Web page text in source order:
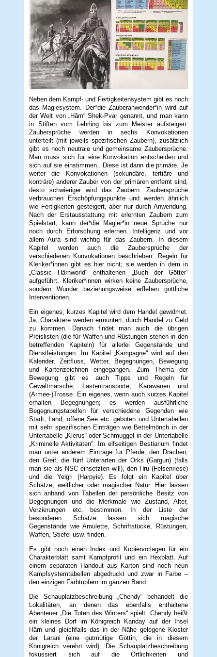
Neben dem Kampf- und Fertigkeitensystem gibt es noch
das Magiesystem. Der*die Zauberanwender*in wird auf
der Welt von „Hârn“ Shek-Pvar genannt, und man kann
in Stiften vom Lehrling bis zum Meister aufsteigen.
Zaubersprüche werden in sechs Konvokationen
unterteilt (mit jeweils spezifischen Zaubern), zusätzlich
gibt es noch neutrale und gemeinsame Zaubersprüche.
Man muss sich für eine Konvokation entscheiden und
sich auf sie einstimmen.. Diese ist dann die primäre. Je
weiter die Konvokationen (sekundäre, tertiäre und
konträre) anderer Zauber von der primären entfernt sind,
desto schwieriger wird das Zaubern. Zaubersprüche
verbrauchen Erschöpfungspunkte und werden ähnlich
wie Fertigkeiten gesteigert, aber nur durch Anwendung.
Nach der Erstausstattung mit erlernten Zaubern zum
Spielstart, kann der*die Magier*in neue Sprüche nur
noch durch Erforschung erlernen. Intelligenz und vor
allem Aura sind wichtig für das Zaubern. In diesem
Kapitel werden auch die Zaubersprüche der
verschiedenen Konvokationen beschrieben. Regeln für
Kleriker*innen gibt es hier nicht; sie werden in dem in
„Classic Hârnworld“ enthaltenen „Buch der Götter“
aufgeführt. Kleriker*innen wirken keine Zaubersprüche,
sondern Wunder beziehungsweise erflehen göttliche
Interventionen.
Ein eigenes, kurzes Kapitel wird dem Handel gewidmet.
Ja, Charaktere werden ermuntert, durch Handel zu Geld
zu kommen. Danach findet man auch die übrigen
Preislisten (die für Waffen und Rüstungen stehen in den
betreffenden Kapiteln) für allerlei Gegenstände und
Dienstleistungen. Im Kapitel „Kampagne“ wird auf den
Kalender, Zeitfluss, Wetter, Begegnungen, Bewegung
und Kartenzeichnen eingegangen. Zum Thema der
Bewegung gibt es auch Tipps und Regeln für
Gewaltmärsche, Lastentransporte, Karawanen und
(Armee-)Trosse. Ein eigenes, wenn auch kurzes Kapitel
erhalten Begegnungen; es werden ausführliche
Begegnungstabellen für verschiedene Gegenden wie
Stadt, Land, offene See etc. geboten und Untertabellen
mit sehr spezifischen Einträgen wie Bettelmönch in der
Untertabelle „Klerus“ oder Schmuggel in der Untertabelle
„Kriminelle Aktivitäten“. Im elfseitigen Bestiarium findet
man unter anderem Einträge für Pferde, den Drachen,
den Greif, die fünf Unterarten der Orks (Gargun) (falls
man sie als NSC einsetzten will), den Hru (Felsenriese)
und die Yelgri (Harpyie). Es folgt ein Kapitel über
Schätze, weltlicher oder magischer Natur. Hier lassen
sich anhand von Tabellen der persönliche Besitz von
Begegnungen und die Merkmale wie Zustand, Alter,
Verzierungen etc. bestimmen. In der Liste der
besonderen Schätze lassen sich magische
Gegenstände wie Amulette, Schriftstücke, Rüstungen,
Waffen, Stiefel usw. finden.
Es gibt noch einen Index und Kopiervorlagen für ein
Charakterblatt samt Kampfprofil und ein Hexblatt. Auf
einem separaten Handout aus Karton sind noch neun
Kampfsystemtabellen abgedruckt und zwar in Farbe –
den einzigen Farbtupfern im ganzen Band.
Die Schauplatzbeschreibung „Chendy“ behandelt die
Lokalitäten, an denen das ebenfalls enthaltene
Abenteuer „Die Toten des Winters“ spielt. Chendy heißt
ein kleines Dorf im Königreich Kanday auf der Insel
Hârn und gleichfalls das in der Nähe gelegene Kloster
der Larani (eine gutmütige Göttin, die in diesem
Königreich verehrt wird). Die Schauplatzbeschreibung
fokussiert sich auf die Örtlichkeiten und